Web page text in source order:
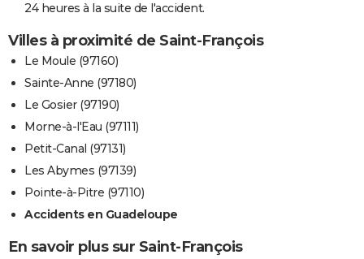
24 heures à la suite de l'accident.
Villes à proximité de Saint-François
Le Moule (97160)
Sainte-Anne (97180)
Le Gosier (97190)
Morne-à-l'Eau (97111)
Petit-Canal (97131)
Les Abymes (97139)
Pointe-à-Pitre (97110)
Accidents en Guadeloupe
En savoir plus sur Saint-François